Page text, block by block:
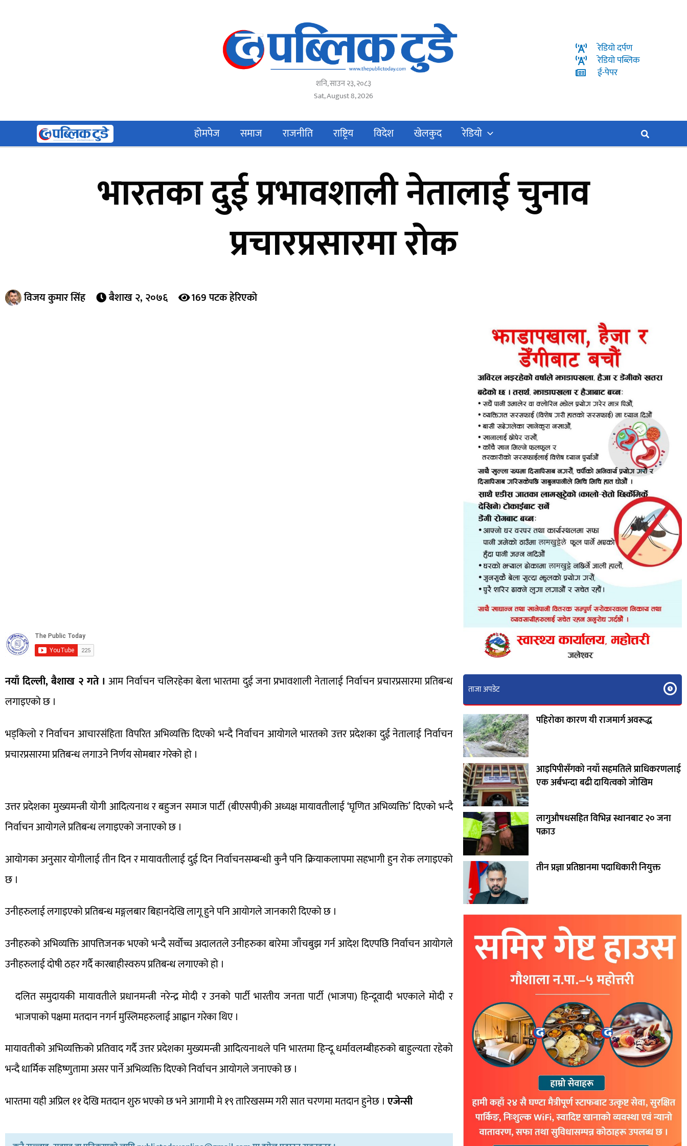
शनि, साउन २३, २०८३
Sat, August 8, 2026
रेडियो दर्पण
रेडियो पब्लिक
ई-पेपर
होमपेज समाज राजनीति राष्ट्रिय विदेश खेलकुद रेडियो Search
भारतका दुई प्रभावशाली नेतालाई चुनाव
प्रचारप्रसारमा रोक
विजय कुमार सिंह बैशाख २, २०७६ 169 पटक हेरिएको
नयाँ दिल्ली, बैशाख २ गते । आम निर्वाचन चलिरहेका बेला भारतमा दुई जना प्रभावशाली नेतालाई निर्वाचन प्रचारप्रसारमा प्रतिबन्ध
लगाइएको छ ।
भड्किलो र निर्वाचन आचारसंहिता विपरित अभिव्यक्ति दिएको भन्दै निर्वाचन आयोगले भारतको उत्तर प्रदेशका दुई नेतालाई निर्वाचन
प्रचारप्रसारमा प्रतिबन्ध लगाउने निर्णय सोमबार गरेको हो ।
उत्तर प्रदेशका मुख्यमन्त्री योगी आदित्यनाथ र बहुजन समाज पार्टी (बीएसपी)की अध्यक्ष मायावतीलाई ‘घृणित अभिव्यक्ति’ दिएको भन्दै
निर्वाचन आयोगले प्रतिबन्ध लगाइएको जनाएको छ ।
आयोगका अनुसार योगीलाई तीन दिन र मायावतीलाई दुई दिन निर्वाचनसम्बन्धी कुनै पनि क्रियाकलापमा सहभागी हुन रोक लगाइएको
छ ।
उनीहरुलाई लगाइएको प्रतिबन्ध मङ्गलबार बिहानदेखि लागू हुने पनि आयोगले जानकारी दिएको छ ।
उनीहरुको अभिव्यक्ति आपत्तिजनक भएको भन्दै सर्वोच्च अदालतले उनीहरुका बारेमा जाँचबुझ गर्न आदेश दिएपछि निर्वाचन आयोगले
उनीहरुलाई दोषी ठहर गर्दै कारबाहीस्वरुप प्रतिबन्ध लगाएको हो ।
दलित समुदायकी मायावतीले प्रधानमन्त्री नरेन्द्र मोदी र उनको पार्टी भारतीय जनता पार्टी (भाजपा) हिन्दूवादी भएकाले मोदी र
भाजपाको पक्षमा मतदान नगर्न मुस्लिमहरुलाई आह्वान गरेका थिए ।
मायावतीको अभिव्यक्तिको प्रतिवाद गर्दै उत्तर प्रदेशका मुख्यमन्त्री आदित्यनाथले पनि भारतमा हिन्दू धर्मावलम्बीहरुको बाहुल्यता रहेको
भन्दै धार्मिक सहिष्णुतामा असर पार्ने अभिव्यक्ति दिएको निर्वाचन आयोगले जनाएको छ ।
भारतमा यही अप्रिल ११ देखि मतदान शुरु भएको छ भने आगामी मे १९ तारिखसम्म गरी सात चरणमा मतदान हुनेछ ।एजेन्सी
ताजा अपडेट
पहिरोका कारण यी राजमार्ग अवरूद्ध
आइपिपीसँगको नयाँ सहमतिले प्राधिकरणलाई
एक अर्बभन्दा बढी दायित्वको जोखिम
लागुऔषधसहित विभिन्न स्थानबाट २० जना
पक्राउ
तीन प्रज्ञा प्रतिष्ठानमा पदाधिकारी नियुक्त